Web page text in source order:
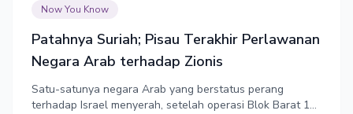
Now You Know
Patahnya Suriah; Pisau Terakhir Perlawanan
Negara Arab terhadap Zionis
Satu-satunya negara Arab yang berstatus perang
terhadap Israel menyerah, setelah operasi Blok Barat 1